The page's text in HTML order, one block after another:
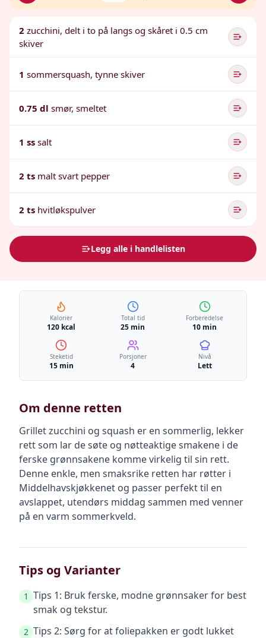
2 zucchini, delt i to på langs og skåret i 0.5 cm
skiver
1 sommersquash, tynne skiver
0.75 dl smør, smeltet
1 ss salt
2 ts malt svart pepper
2 ts hvitløkspulver
Legg alle i handlelisten
Kalorier
120 kcal
Total tid
25 min
Forberedelse
10 min
Steketid
15 min
Porsjoner
4
Nivå
Lett
Om denne retten
Grillet zucchini og squash er en sommerlig, lekker
rett som lar de søte og nøtteaktige smakene i de
ferske grønnsakene komme virkelig til sin rett.
Denne enkle, men smaksrike retten har røtter i
Middelhavskjøkkenet og passer perfekt til en
avslappet, utendørs middag sammen med venner
på en varm sommerkveld.
Tips og Varianter
1 Tips 1: Bruk ferske, modne grønnsaker for best
smak og tekstur.
2 Tips 2: Sørg for at foliepakken er godt lukket